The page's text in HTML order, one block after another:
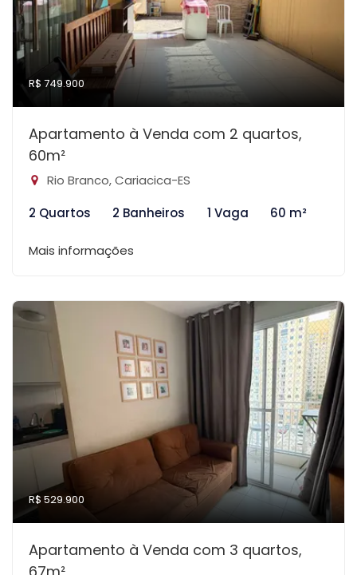
R$ 749.900
Apartamento à Venda com 2 quartos,
60m²
Rio Branco, Cariacica-ES
2 Quartos
2 Banheiros 1 Vaga 60 m²
Mais informações
R$ 529.900
Apartamento à Venda com 3 quartos,